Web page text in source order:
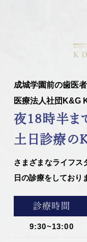
成城学園前の歯医者
医療法人社団K&G
夜18時半ま
土日診療の
さまざまなライフス
日の診療をしており
診療時間
9:30~13:00